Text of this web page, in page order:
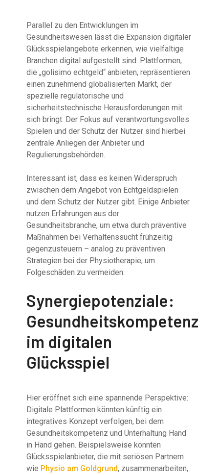
Parallel zu den Entwicklungen im
Gesundheitswesen lässt die Expansion digitaler
Glücksspielangebote erkennen, wie vielfältige
Branchen digital aufgestellt sind. Plattformen,
die „golisimo echtgeld“ anbieten, repräsentieren
einen zunehmend globalisierten Markt, der
spezielle regulatorische und
sicherheitstechnische Herausforderungen mit
sich bringt. Der Fokus auf verantwortungsvolles
Spielen und der Schutz der Nutzer sind hierbei
zentrale Anliegen der Anbieter und
Regulierungsbehörden.
Interessant ist, dass es keinen Widerspruch
zwischen dem Angebot von Echtgeldspielen
und dem Schutz der Nutzer gibt. Einige Anbieter
nutzen Erfahrungen aus der
Gesundheitsbranche, um etwa durch präventive
Maßnahmen bei Verhaltenssucht frühzeitig
gegenzusteuern – analog zu präventiven
Strategien bei der Physiotherapie, um
Folgeschäden zu vermeiden.
Synergiepotenziale:
Gesundheitskompetenz
im digitalen
Glücksspiel
Hier eröffnet sich eine spannende Perspektive:
Digitale Plattformen könnten künftig ein
integratives Konzept verfolgen, bei dem
Gesundheitskompetenz und Unterhaltung Hand
in Hand gehen. Beispielsweise könnten
Glücksspielanbieter, die mit seriösen Partnern
wie Physio am Goldgrund, zusammenarbeiten,